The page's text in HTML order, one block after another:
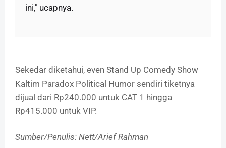
ini," ucapnya.
Sekedar diketahui, even Stand Up Comedy Show
Kaltim Paradox Political Humor sendiri tiketnya
dijual dari Rp240.000 untuk CAT 1 hingga
Rp415.000 untuk VIP.
Sumber/Penulis: Nett/Arief Rahman